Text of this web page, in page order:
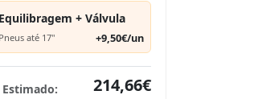
Equilibragem + Válvula
Pneus até 17" +9,50€/un
214,66€